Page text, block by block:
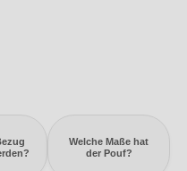
Welche Maße hat
der Pouf?